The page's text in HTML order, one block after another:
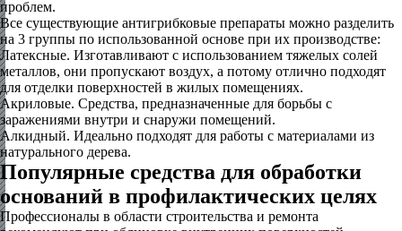
проблем.
Все существующие антигрибковые препараты можно разделить
на 3 группы по использованной основе при их производстве:
Латексные. Изготавливают с использованием тяжелых солей
металлов, они пропускают воздух, а потому отлично подходят
для отделки поверхностей в жилых помещениях.
Акриловые. Средства, предназначенные для борьбы с
заражениями внутри и снаружи помещений.
Алкидный. Идеально подходят для работы с материалами из
натурального дерева.
Популярные средства для обработки
оснований в профилактических целях
Профессионалы в области строительства и ремонта